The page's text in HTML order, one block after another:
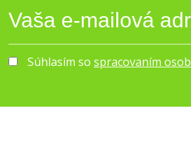
Súhlasím so spracovaním